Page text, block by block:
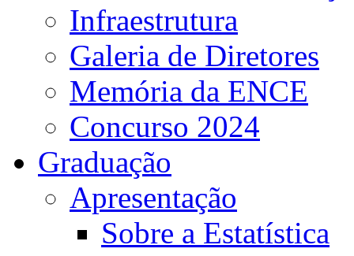
Infraestrutura
Galeria de Diretores
Memória da ENCE
Concurso 2024
Graduação
Apresentação
Sobre a Estatística